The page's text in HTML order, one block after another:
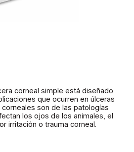
corneal simple está diseñado
que ocurren en úlceras
son de las patologías
los ojos de los animales, el
irritación o trauma corneal.